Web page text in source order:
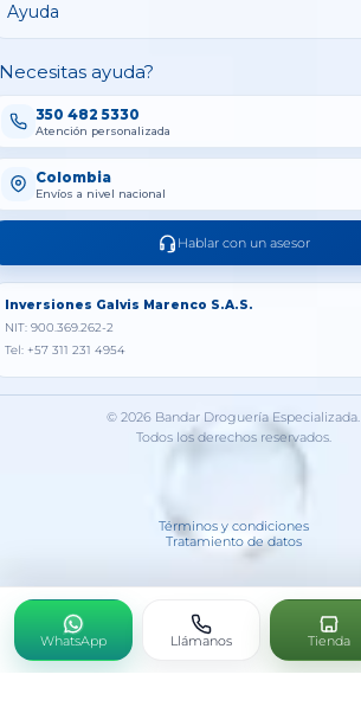
Ayuda
ayuda?
350 482 5330
Atención personalizada
Colombia
Envíos a nivel nacional
Hablar con un asesor
Inversiones Galvis Marenco S.A.S.
NIT: 900.369.262-2
Tel: +57 311 231 4954
© 2026 Bandar Droguería Especializada.
Todos los derechos reservados.
Términos y condiciones
Tratamiento de datos
WhatsApp Llámanos Tienda